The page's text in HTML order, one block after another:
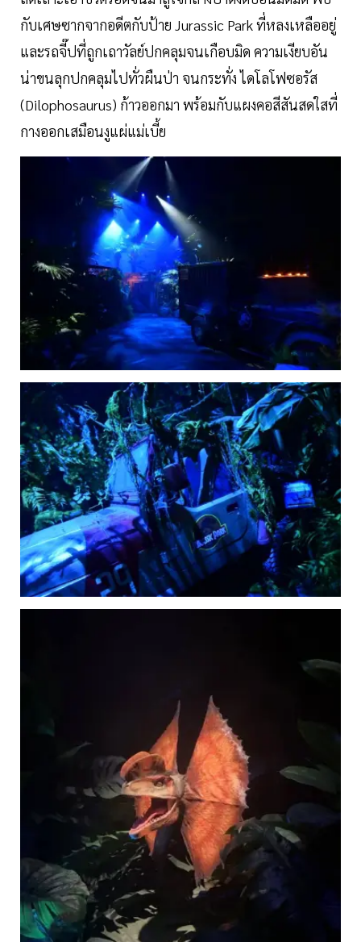
กับเศษซากจากอดีตกับป้าย Jurassic Park ที่หลงเหลืออยู่
และรถจี๊ปที่ถูกเถาวัลย์ปกคลุมจนเกือบมิด ความเงียบอัน
น่าขนลุกปกคลุมไปทั่วผืนป่า จนกระทั่ง ไดโลโฟซอรัส
(Dilophosaurus) ก้าวออกมา พร้อมกับแผงคอสีสันสดใสที่
กางออกเสมือนงูแผ่แม่เบี้ย